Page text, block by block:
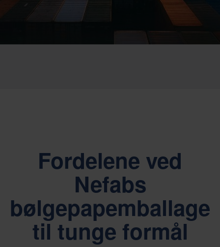
Fordelene ved
Nefabs
bølgepapemballage
til tunge formål